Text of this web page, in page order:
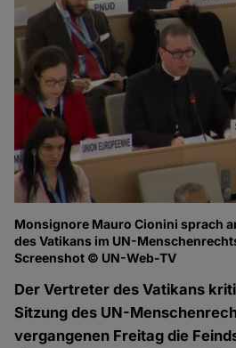
Monsignore Mauro Cionini sprach
des Vatikans im UN-
Screenshot © UN-Web-TV
Der Vertreter des Vatikans
Sitzung des UN-
vergangenen Freitag die